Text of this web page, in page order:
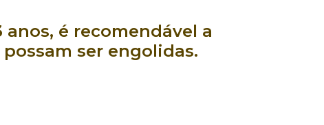
é recomendável a
ser engolidas.